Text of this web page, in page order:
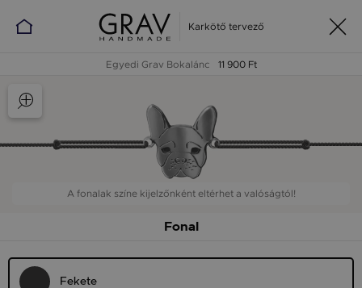
Karkötő tervező
Egyedi Grav Bokalánc 11 900 Ft
A fonalak színe kijelzőnként eltérhet a valóságtól!
Fonal
Fekete